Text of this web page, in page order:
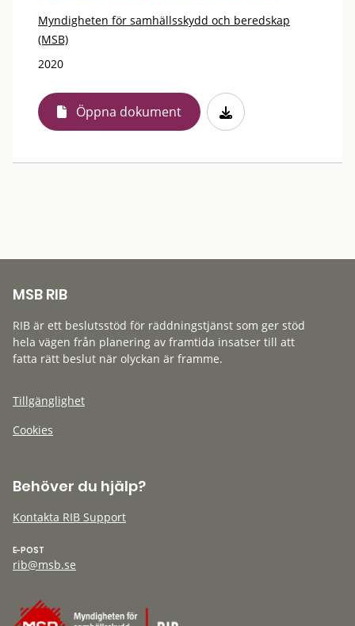
Myndigheten för samhällsskydd och beredskap
(MSB)
2020
Öppna dokument
MSB RIB
RIB är ett beslutsstöd för räddningstjänst som ger stöd
hela vägen från planering av framtida insatser till att
fatta rätt beslut när olyckan är framme.
Tillgänglighet
Cookies
Behöver du hjälp?
Kontakta RIB Support
E-POST
rib@msb.se